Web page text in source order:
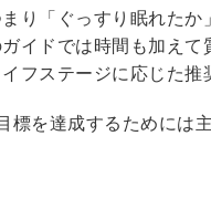
り「ぐっすり眠れた
イドでは時間も加え
フステージに応じた推
標を達成するためには